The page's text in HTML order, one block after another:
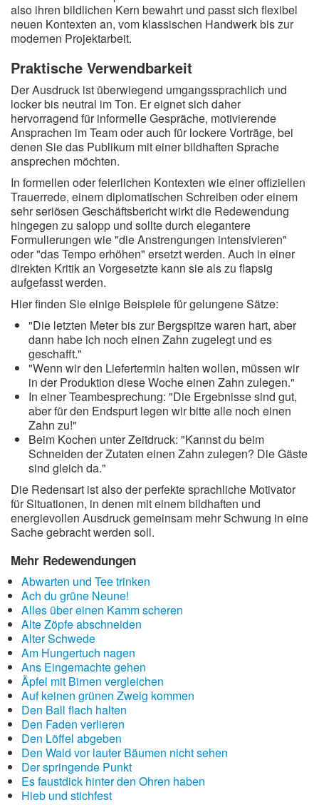
also ihren bildlichen Kern bewahrt und passt sich flexibel
neuen Kontexten an, vom klassischen Handwerk bis zur
modernen Projektarbeit.
Praktische Verwendbarkeit
Der Ausdruck ist überwiegend umgangssprachlich und
locker bis neutral im Ton. Er eignet sich daher
hervorragend für informelle Gespräche, motivierende
Ansprachen im Team oder auch für lockere Vorträge, bei
denen Sie das Publikum mit einer bildhaften Sprache
ansprechen möchten.
In formellen oder feierlichen Kontexten wie einer offiziellen
Trauerrede, einem diplomatischen Schreiben oder einem
sehr seriösen Geschäftsbericht wirkt die Redewendung
hingegen zu salopp und sollte durch elegantere
Formulierungen wie "die Anstrengungen intensivieren"
oder "das Tempo erhöhen" ersetzt werden. Auch in einer
direkten Kritik an Vorgesetzte kann sie als zu flapsig
aufgefasst werden.
Hier finden Sie einige Beispiele für gelungene Sätze:
"Die letzten Meter bis zur Bergspitze waren hart, aber
dann habe ich noch einen Zahn zugelegt und es
geschafft."
"Wenn wir den Liefertermin halten wollen, müssen wir
in der Produktion diese Woche einen Zahn zulegen."
In einer Teambesprechung: "Die Ergebnisse sind gut,
aber für den Endspurt legen wir bitte alle noch einen
Zahn zu!"
Beim Kochen unter Zeitdruck: "Kannst du beim
Schneiden der Zutaten einen Zahn zulegen? Die Gäste
sind gleich da."
Die Redensart ist also der perfekte sprachliche Motivator
für Situationen, in denen mit einem bildhaften und
energievollen Ausdruck gemeinsam mehr Schwung in eine
Sache gebracht werden soll.
Mehr Redewendungen
Abwarten und Tee trinken
Ach du grüne Neune!
Alles über einen Kamm scheren
Alte Zöpfe abschneiden
Alter Schwede
Am Hungertuch nagen
Ans Eingemachte gehen
Äpfel mit Birnen vergleichen
Auf keinen grünen Zweig kommen
Den Ball flach halten
Den Faden verlieren
Den Löffel abgeben
Den Wald vor lauter Bäumen nicht sehen
Der springende Punkt
Es faustdick hinter den Ohren haben
Hieb und stichfest